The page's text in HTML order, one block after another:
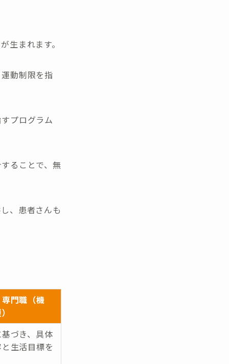
生まれます。
動制限を指
プログラム
ることで、無
、患者さんも
門職（機
づき、具体
生活目標を